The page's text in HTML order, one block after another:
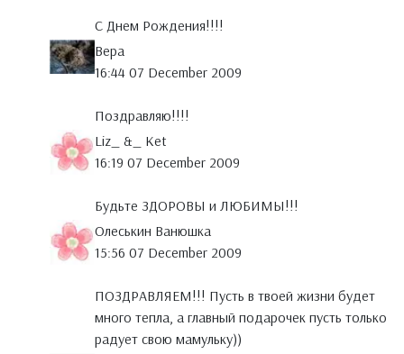
С Днем Рождения!!!!
Вера
16:44 07 December 2009
Поздравляю!!!!
Liz_ &_ Ket
16:19 07 December 2009
Будьте ЗДОРОВЫ и ЛЮБИМЫ!!!
Олеськин Ванюшка
15:56 07 December 2009
ПОЗДРАВЛЯЕМ!!! Пусть в твоей жизни будет
много тепла, а главный подарочек пусть только
радует свою мамульку))